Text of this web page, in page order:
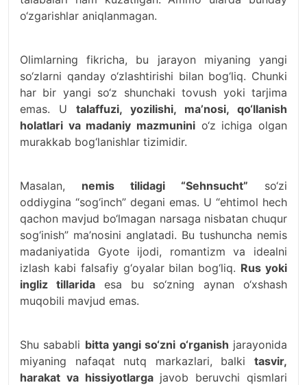
o‘zgarishlar aniqlanmagan.
Olimlarning fikricha, bu jarayon miyaning yangi
so‘zlarni qanday o‘zlashtirishi bilan bog‘liq. Chunki
har bir yangi so‘z shunchaki tovush yoki tarjima
emas. U talaffuzi, yozilishi, ma’nosi, qo‘llanish
holatlari va madaniy mazmunini o‘z ichiga olgan
murakkab bog‘lanishlar tizimidir.
Masalan, nemis tilidagi “Sehnsucht” so‘zi
oddiygina “sog‘inch” degani emas. U “ehtimol hech
qachon mavjud bo‘lmagan narsaga nisbatan chuqur
sog‘inish” ma’nosini anglatadi. Bu tushuncha nemis
madaniyatida Gyote ijodi, romantizm va idealni
izlash kabi falsafiy g‘oyalar bilan bog‘liq. Rus yoki
ingliz tillarida esa bu so‘zning aynan o‘xshash
muqobili mavjud emas.
Shu sababli bitta yangi so‘zni o‘rganish jarayonida
miyaning nafaqat nutq markazlari, balki tasvir,
harakat va hissiyotlargajavob beruvchi qismlari